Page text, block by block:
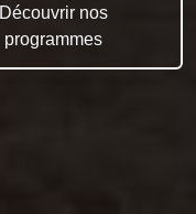
Découvrir nos
programmes